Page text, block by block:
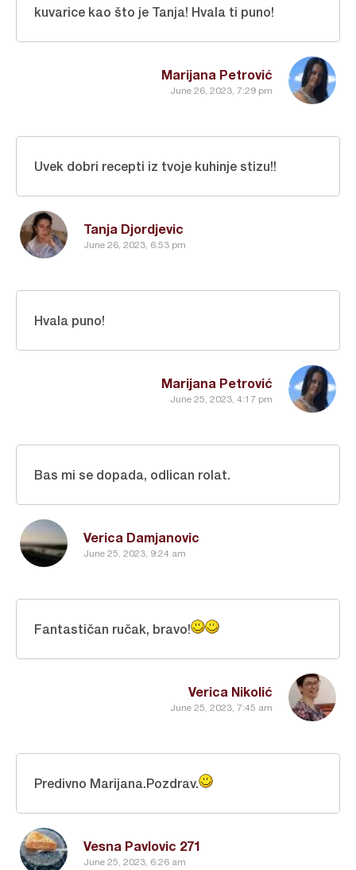
Marijana Petrović
June 26, 2023, 7:29 pm
kuvarice kao što je Tanja! Hvala ti puno!
Tanja Djordjevic
June 26, 2023, 6:53 pm
Uvek dobri recepti iz tvoje kuhinje stizu!!
Marijana Petrović
June 25, 2023, 4:17 pm
Hvala puno!
Verica Damjanovic
June 25, 2023, 9:24 am
Bas mi se dopada, odlican rolat.
Verica Nikolić
June 25, 2023, 7:45 am
Fantastičan ručak, bravo!
Vesna Pavlovic 271
June 25, 2023, 6:26 am
Predivno Marijana.Pozdrav.